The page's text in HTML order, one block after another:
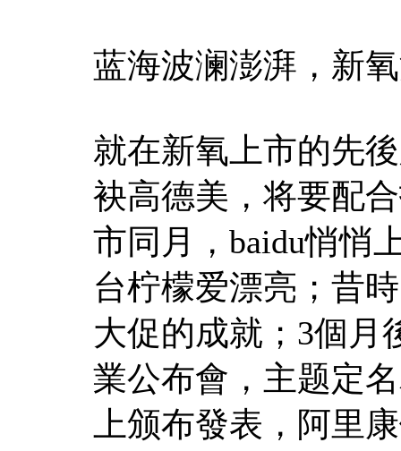
蓝海波澜澎湃，新
就在新氧上市的先
袂高德美，将要配
市同月，baidu悄悄
台柠檬爱漂亮；昔
大促的成就；3個月
業公布會，主题定
上颁布發表，阿里